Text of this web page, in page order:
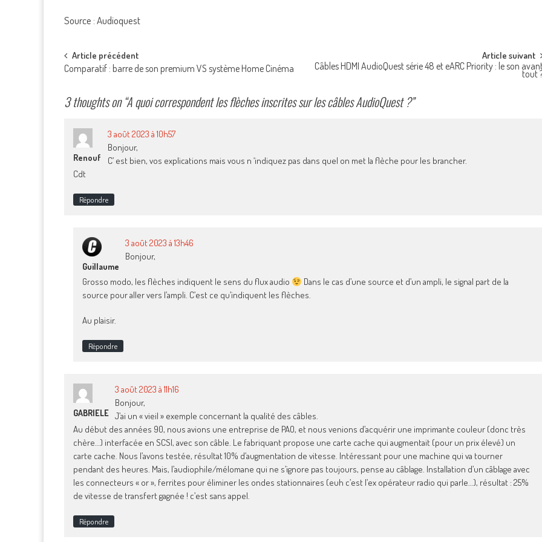
Source : Audioquest
Post
navigation
Article précédent
Comparatif : barre de son premium VS système Home Cinéma
Article suivant
Câbles HDMI AudioQuest série 48 et eARC Priority : le son
tout
3 thoughts on “A quoi correspondent les flèches inscrites sur les câbles AudioQuest ?”
Renouf
3 août 2023 à 10h57
Bonjour,
C’ est bien, vos explications mais vous n ‘indiquez pas dans quel on met la flèche pour les brancher.
Cdt
Répondre
Guillaume
3 août 2023 à 13h46
Bonjour,
Grosso modo, les flèches indiquent le sens du flux audio
Dans le cas d’une source et d’un ampli, le signal part de la
source pour aller vers l’ampli. C’est ce qu’indiquent les flèches.
Au plaisir.
Répondre
GABRIELE
3 août 2023 à 11h16
Bonjour,
J’ai un « vieil » exemple concernant la qualité des câbles.
Au début des années 90, nous avions une entreprise de PAO, et nous venions d’acquérir une imprimante couleur (donc très
chère…) interfacée en SCSI, avec son câble. Le fabriquant propose une carte cache qui augmentait (pour un prix élevé) un
carte cache. Nous l’avons testée, résultat 10% d’augmentation de vitesse. Intéressant pour une machine qui va tourner
pendant des heures. Mais, l’audiophile/mélomane qui ne s’ignore pas toujours, pense au câblage. Installation d’un câblage avec
les connecteurs « or », ferrites pour éliminer les ondes stationnaires (euh c’est l’ex opérateur radio qui parle…), résultat : 25%
de vitesse de transfert gagnée ! c’est sans appel.
Répondre